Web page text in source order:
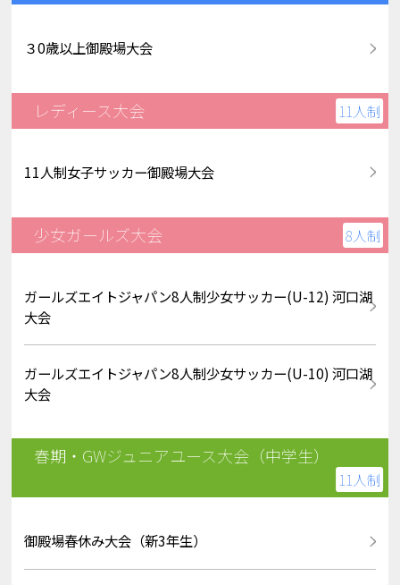
３0歳以上御殿場大会
レディース大会 11人制
11人制女子サッカー御殿場大会
少女ガールズ大会 8人制
ガールズエイトジャパン8人制少女サッカー(U-12) 河口湖
大会
ガールズエイトジャパン8人制少女サッカー(U-10) 河口湖
大会
春期・GWジュニアユース大会（中学生）
11人制
御殿場春休み大会（新3年生）